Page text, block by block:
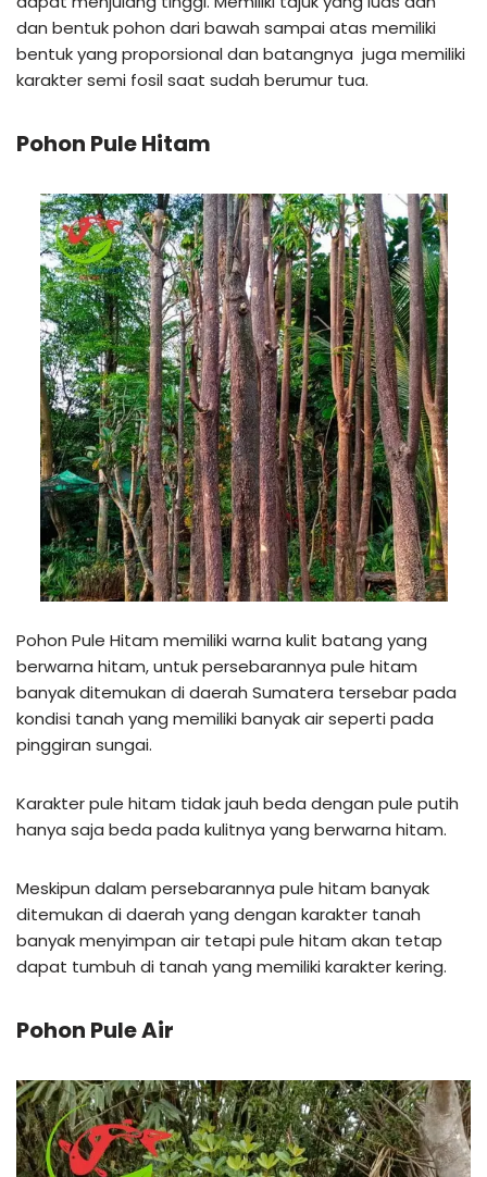
dan bentuk pohon dari bawah sampai atas memiliki
bentuk yang proporsional dan batangnya juga memiliki
karakter semi fosil saat sudah berumur tua.
Pohon Pule Hitam
Pohon Pule Hitam memiliki warna kulit batang yang
berwarna hitam, untuk persebarannya pule hitam
banyak ditemukan di daerah Sumatera tersebar pada
kondisi tanah yang memiliki banyak air seperti pada
pinggiran sungai.
Karakter pule hitam tidak jauh beda dengan pule putih
hanya saja beda pada kulitnya yang berwarna hitam.
Meskipun dalam persebarannya pule hitam banyak
ditemukan di daerah yang dengan karakter tanah
banyak menyimpan air tetapi pule hitam akan tetap
dapat tumbuh di tanah yang memiliki karakter kering.
Pohon Pule Air